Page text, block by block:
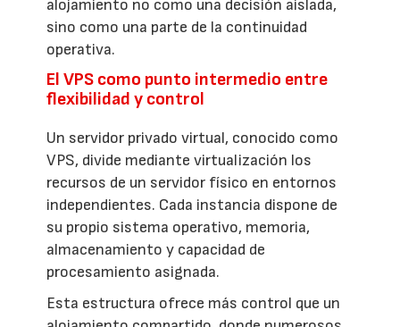
alojamiento no como una decisión aislada,
sino como una parte de la continuidad
operativa.
El VPS como punto intermedio entre
flexibilidad y control
Un servidor privado virtual, conocido como
VPS, divide mediante virtualización los
recursos de un servidor físico en entornos
independientes. Cada instancia dispone de
su propio sistema operativo, memoria,
almacenamiento y capacidad de
procesamiento asignada.
Esta estructura ofrece más control que un